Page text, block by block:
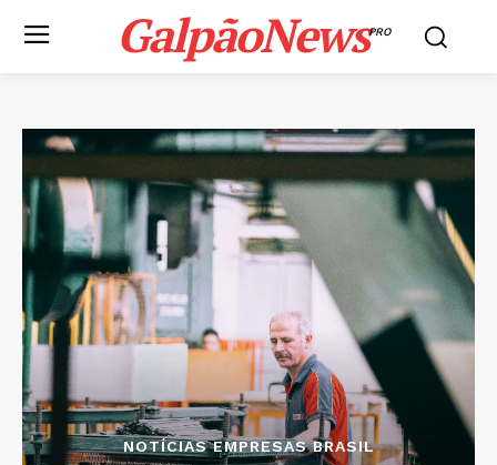
GalpãoNewsPRO
NOTÍCIAS EMPRESAS BRASIL